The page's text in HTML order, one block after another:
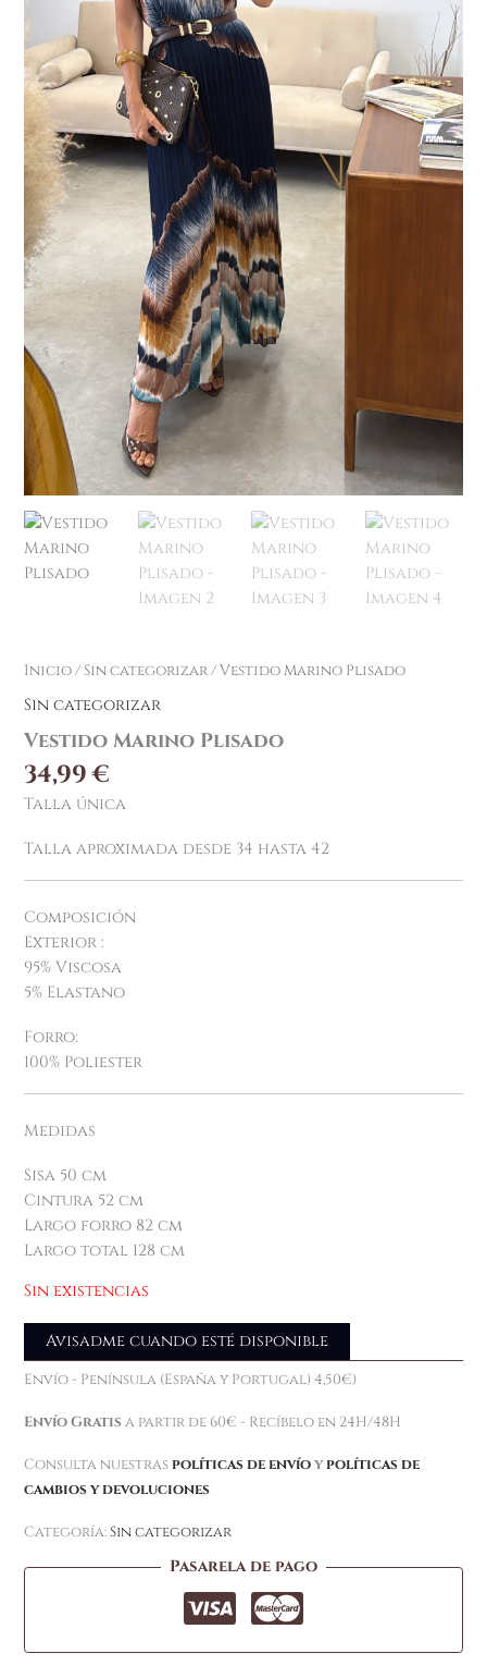
Inicio/Sin categorizar/ Vestido Marino Plisado
Sin categorizar
Vestido Marino Plisado
34,99€
Talla única
Talla aproximada desde 34 hasta 42
Composición
Exterior :
95% Viscosa
5% Elastano
Forro:
100% Poliester
Medidas
Sisa 50 cm
Cintura 52 cm
Largo forro 82 cm
Largo total 128 cm
Sin existencias
Avisadme cuando esté disponible
Envío - Península (España y Portugal) 4,50€)
Envío Gratis a partir de 60€ - Recíbelo en 24H/48H
Consulta nuestras políticas de envíoy políticas de
cambios y devoluciones
Categoría:Sin categorizar
Pasarela de pago